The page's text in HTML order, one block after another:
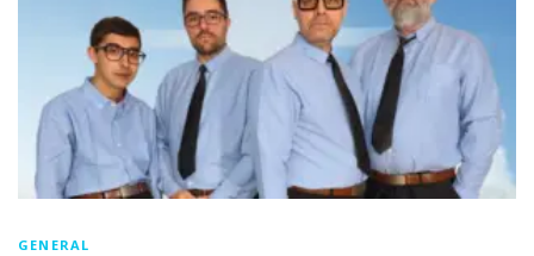
GENERAL